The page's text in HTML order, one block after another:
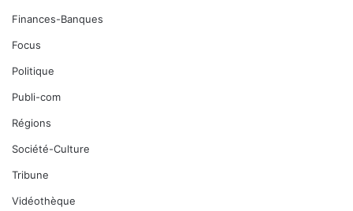
Finances-Banques
Focus
Politique
Publi-com
Régions
Société-Culture
Tribune
Vidéothèque